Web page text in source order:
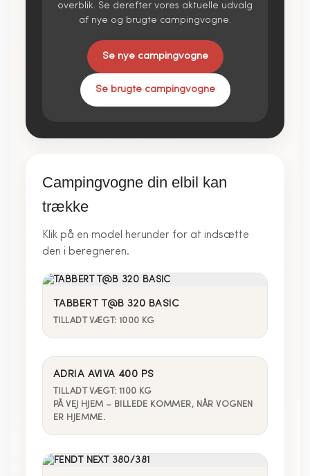
overblik. Se derefter vores aktuelle udvalg
af nye og brugte campingvogne.
Se nye campingvogne
Se brugte campingvogne
Campingvogne din elbil kan
trække
Klik på en model herunder for at indsætte
den i beregneren.
TABBERT T@B 320 BASIC
TILLADT VÆGT: 1000 KG
ADRIA AVIVA 400 PS
TILLADT VÆGT: 1100 KG
PÅ VEJ HJEM – BILLEDE KOMMER, NÅR VOGNEN
ER HJEMME.